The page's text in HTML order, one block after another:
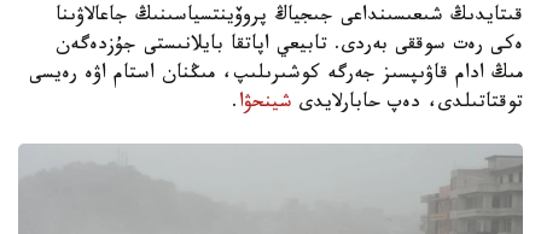
قىتايدىڭ شىعىسىنداعى جىجياڭ پروۆينتسياسىنىڭ جاعالاۋىنا
ەكى رەت سوققى بەردى. تابيعي اپاتقا بايلانىستى جۇزدەگەن
مىڭ ادام قاۋىپسىز جەرگە كوشىرىلىپ، مىڭنان استام اۋە رەيسى
توقتاتىلدى، دەپ حابارلايدى شينحۋا.